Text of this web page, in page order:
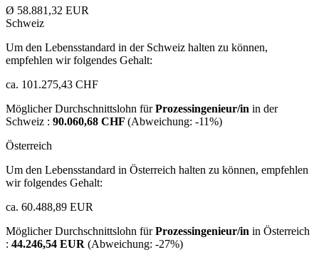
Ø 58.881,32 EUR
Schweiz
Um den Lebensstandard in der Schweiz halten zu können,
empfehlen wir folgendes Gehalt:
ca. 101.275,43 CHF
Möglicher Durchschnittslohn fürProzessingenieur/in in der
Schweiz : 90.060,68 CHF (Abweichung: -11%)
Österreich
Um den Lebensstandard in Österreich halten zu können, empfehlen
wir folgendes Gehalt:
ca. 60.488,89 EUR
Möglicher Durchschnittslohn fürProzessingenieur/in in Österreich
: 44.246,54 EUR (Abweichung: -27%)